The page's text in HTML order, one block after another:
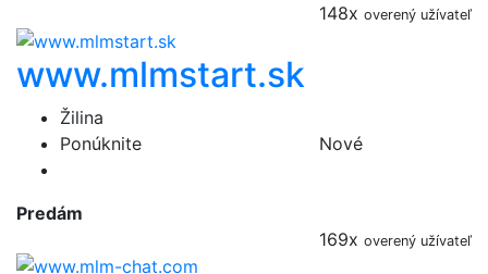
148x overený užívateľ
www.mlmstart.sk
Žilina
Ponúknite
Nové
Predám
169x overený užívateľ